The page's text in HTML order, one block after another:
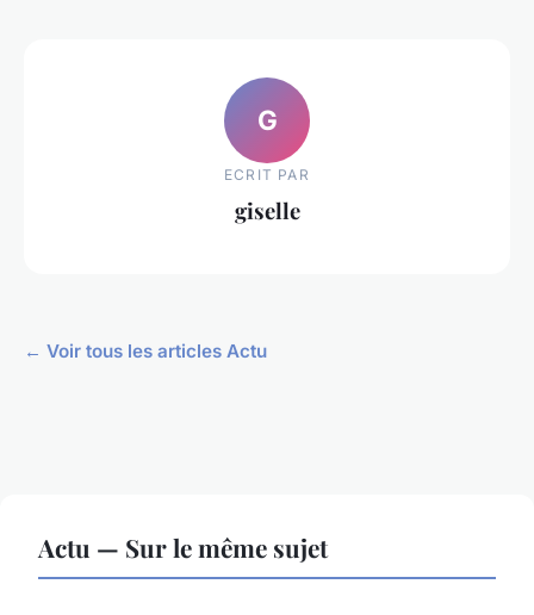
G
ECRIT PAR
giselle
← Voir tous les articles Actu
Actu — Sur le même sujet